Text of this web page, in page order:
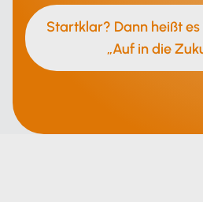
Startklar? Dann heißt
„Auf in die